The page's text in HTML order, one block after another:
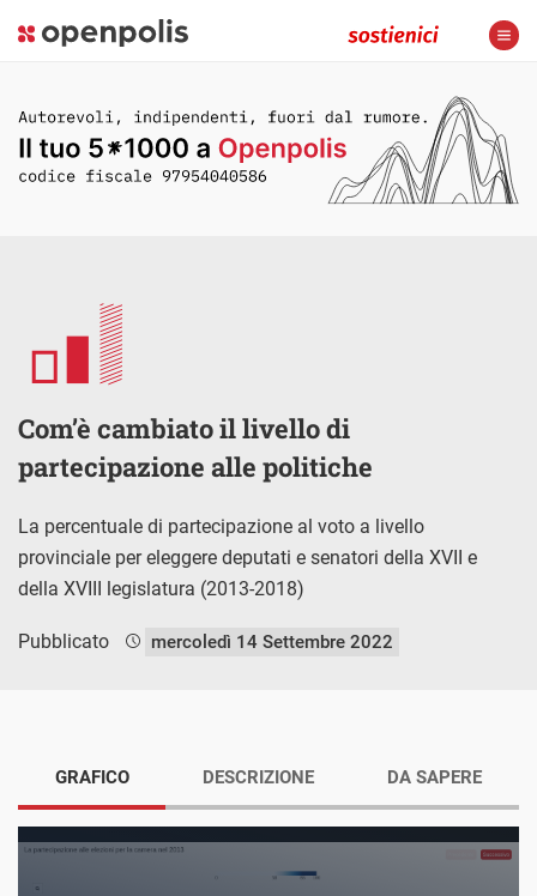
Com’è cambiato il livello di
partecipazione alle politiche
La percentuale di partecipazione al voto a livello
provinciale per eleggere deputati e senatori della XVII e
della XVIII legislatura (2013-2018)
Pubblicato mercoledì 14 Settembre 2022
GRAFICO DESCRIZIONE DA SAPERE